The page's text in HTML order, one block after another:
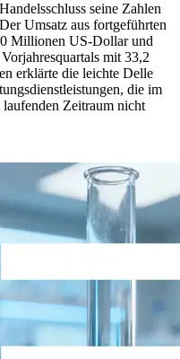
seine Zahlen
Umsatz aus fortgeführten
Millionen US-Dollar und
mit 33,2
erklärte die leichte Delle
die im
Zeitraum nicht